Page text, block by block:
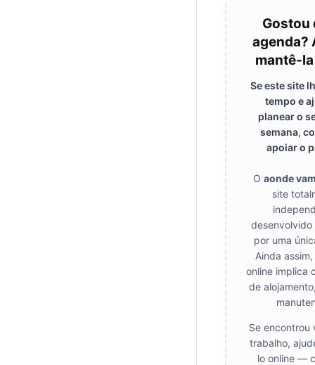
Gostou
agenda?
mantê-
Se este site
tempo e
planear o
semana,
apoiar o
O aonde
site
desenvolvido
por uma
Ainda
online implica
de
Se encontrou
trabalho,
lo online —